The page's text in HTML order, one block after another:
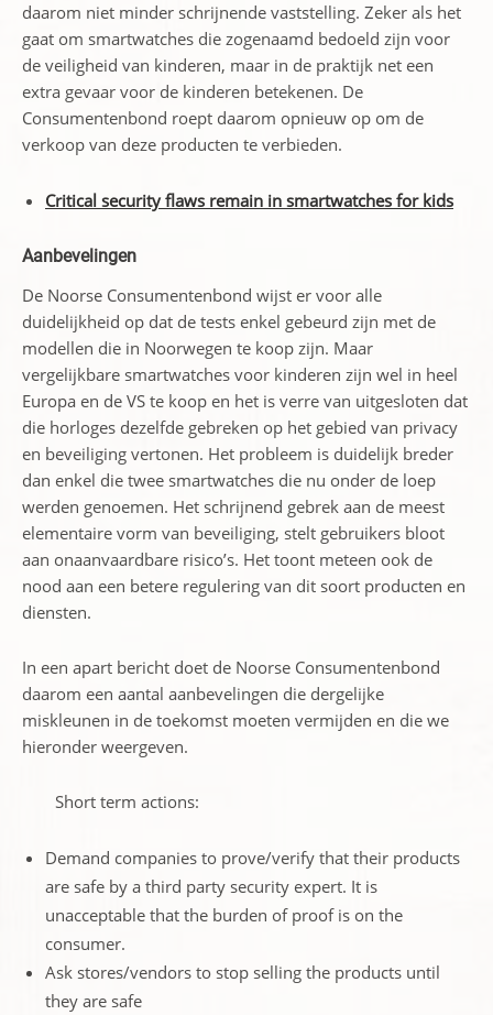
daarom niet minder schrijnende vaststelling. Zeker als het
gaat om smartwatches die zogenaamd bedoeld zijn voor
de veiligheid van kinderen, maar in de praktijk net een
extra gevaar voor de kinderen betekenen. De
Consumentenbond roept daarom opnieuw op om de
verkoop van deze producten te verbieden.
Critical security flaws remain in smartwatches for kids
Aanbevelingen
De Noorse Consumentenbond wijst er voor alle
duidelijkheid op dat de tests enkel gebeurd zijn met de
modellen die in Noorwegen te koop zijn. Maar
vergelijkbare smartwatches voor kinderen zijn wel in heel
Europa en de VS te koop en het is verre van uitgesloten dat
die horloges dezelfde gebreken op het gebied van privacy
en beveiliging vertonen. Het probleem is duidelijk breder
dan enkel die twee smartwatches die nu onder de loep
werden genoemen. Het schrijnend gebrek aan de meest
elementaire vorm van beveiliging, stelt gebruikers bloot
aan onaanvaardbare risico’s. Het toont meteen ook de
nood aan een betere regulering van dit soort producten en
diensten.
In een apart bericht doet de Noorse Consumentenbond
daarom een aantal aanbevelingen die dergelijke
miskleunen in de toekomst moeten vermijden en die we
hieronder weergeven.
Short term actions:
Demand companies to prove/verify that their products
are safe by a third party security expert. It is
unacceptable that the burden of proof is on the
consumer.
Ask stores/vendors to stop selling the products until
they are safe